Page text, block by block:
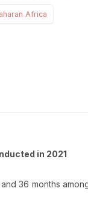
Africa
in 2021
36 months